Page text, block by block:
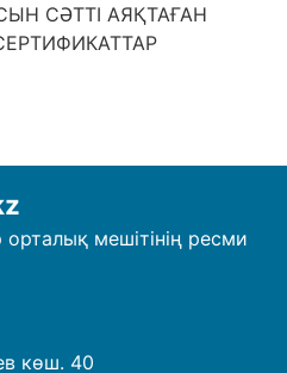
СӘТТІ АЯҚТАҒАН
мешітінің ресми
көш. 40